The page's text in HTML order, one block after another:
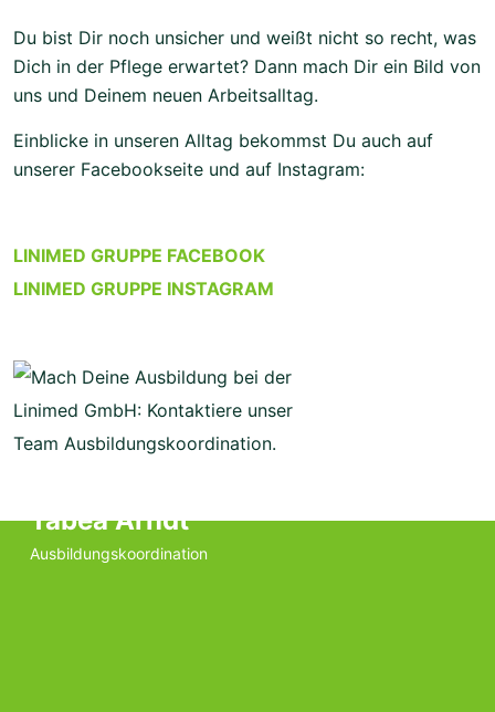
Du bist Dir noch unsicher und weißt nicht so recht, was
Dich in der Pflege erwartet? Dann mach Dir ein Bild von
uns und Deinem neuen Arbeitsalltag.
Einblicke in unseren Alltag bekommst Du auch auf
unserer Facebookseite und auf Instagram:
LINIMED GRUPPE FACEBOOK
LINIMED GRUPPE INSTAGRAM
Tabea Arndt
Ausbildungs­koordination